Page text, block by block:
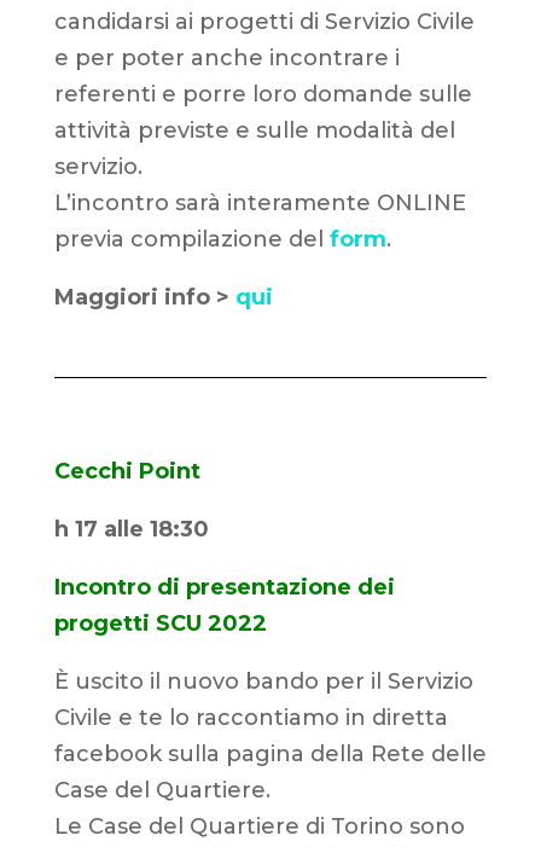
candidarsi ai progetti di Servizio Civile
e per poter anche incontrare i
referenti e porre loro domande sulle
attività previste e sulle modalità del
servizio.
L’incontro sarà interamente ONLINE
previa compilazione del form.
Maggiori info > qui
Cecchi Point
h 17 alle 18:30
Incontro di presentazione dei
progetti SCU 2022
È uscito il nuovo bando per il Servizio
Civile e te lo raccontiamo in diretta
facebook sulla pagina della Rete delle
Case del Quartiere.
Le Case del Quartiere di Torino sono